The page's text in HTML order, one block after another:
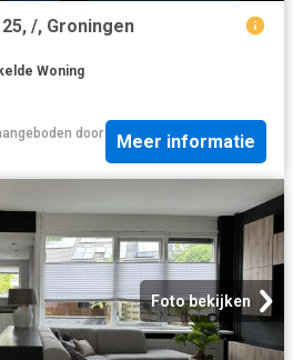
/, Groningen
Woning
door
Meer informatie
Foto bekijken